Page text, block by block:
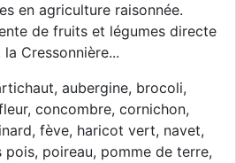
en agriculture raisonnée.
de fruits et légumes directe
Cressonnière...
aubergine, brocoli,
concombre, cornichon,
fève, haricot vert, navet,
poireau, pomme de terre,